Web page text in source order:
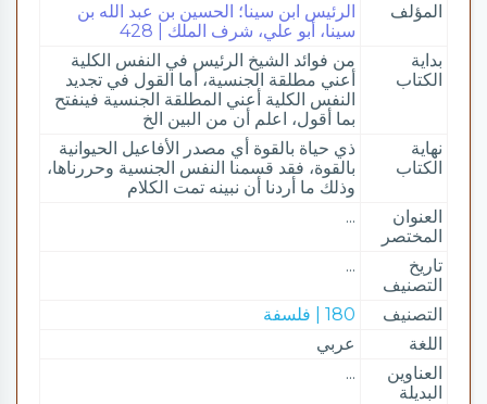
المؤلف
الرئيس ابن سينا؛ الحسين بن عبد الله بن
سينا، أبو علي، شرف الملك | 428
بداية
الكتاب
من فوائد الشيخ الرئيس في النفس الكلية
أعني مطلقة الجنسية، أما القول في تجديد
النفس الكلية أعني المطلقة الجنسية فينفتح
بما أقول، اعلم أن من البين الخ
نهاية
الكتاب
ذي حياة بالقوة أي مصدر الأفاعيل الحيوانية
بالقوة، فقد قسمنا النفس الجنسية وحررناها،
وذلك ما أردنا أن نبينه تمت الكلام
العنوان
المختصر
...
تاريخ
التصنيف
...
التصنيف
180 | فلسفة
اللغة
عربي
العناوين
البديلة
...